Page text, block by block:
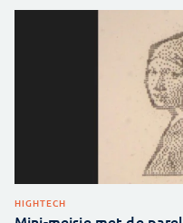
HIGHTECH